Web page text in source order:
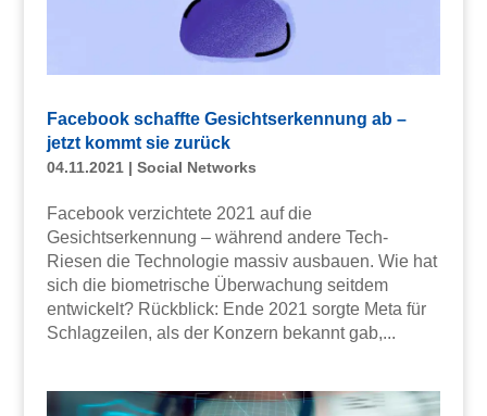
Facebook schaffte Gesichtserkennung ab –
jetzt kommt sie zurück
04.11.2021| Social Networks
Facebook verzichtete 2021 auf die
Gesichtserkennung – während andere Tech-
Riesen die Technologie massiv ausbauen. Wie hat
sich die biometrische Überwachung seitdem
entwickelt? Rückblick: Ende 2021 sorgte Meta für
Schlagzeilen, als der Konzern bekannt gab,...